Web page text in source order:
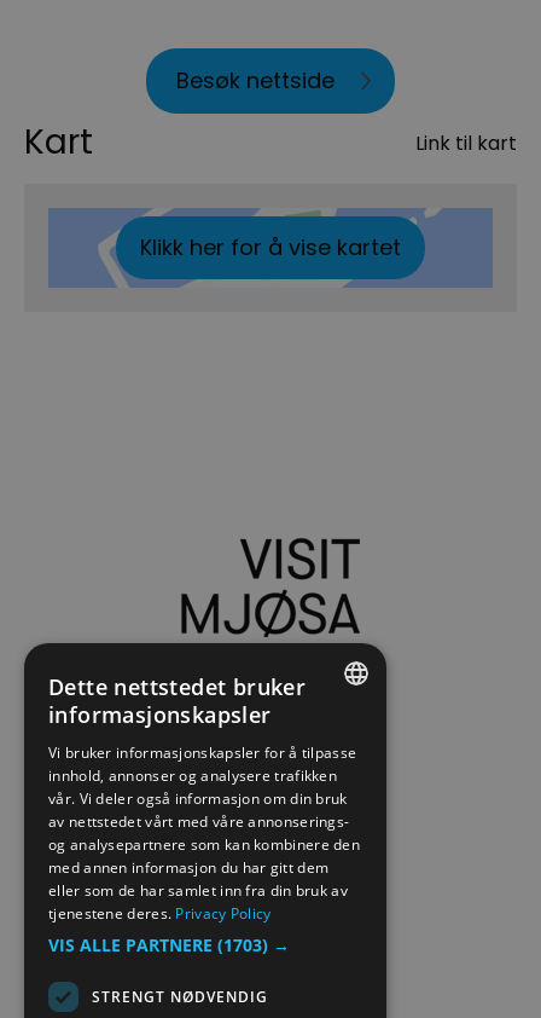
Besøk nettside
Kart Link til kart
Klikk her for å vise kartet
NORWEGIAN
GERMAN
Dette nettstedet bruker
informasjonskapsler
Vi bruker informasjonskapsler for å tilpasse
innhold, annonser og analysere trafikken
vår. Vi deler også informasjon om din bruk
av nettstedet vårt med våre annonserings-
og analysepartnere som kan kombinere den
med annen informasjon du har gitt dem
eller som de har samlet inn fra din bruk av
tjenestene deres. Privacy Policy
VIS ALLE PARTNERE (1703) →
STRENGT NØDVENDIG